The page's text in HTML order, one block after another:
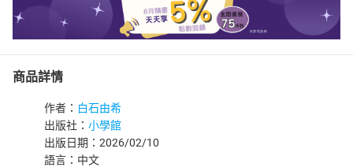
商品詳情
作者： 白石由希
出版社： 小學館
出版日期：2026/02/10
語言：中文